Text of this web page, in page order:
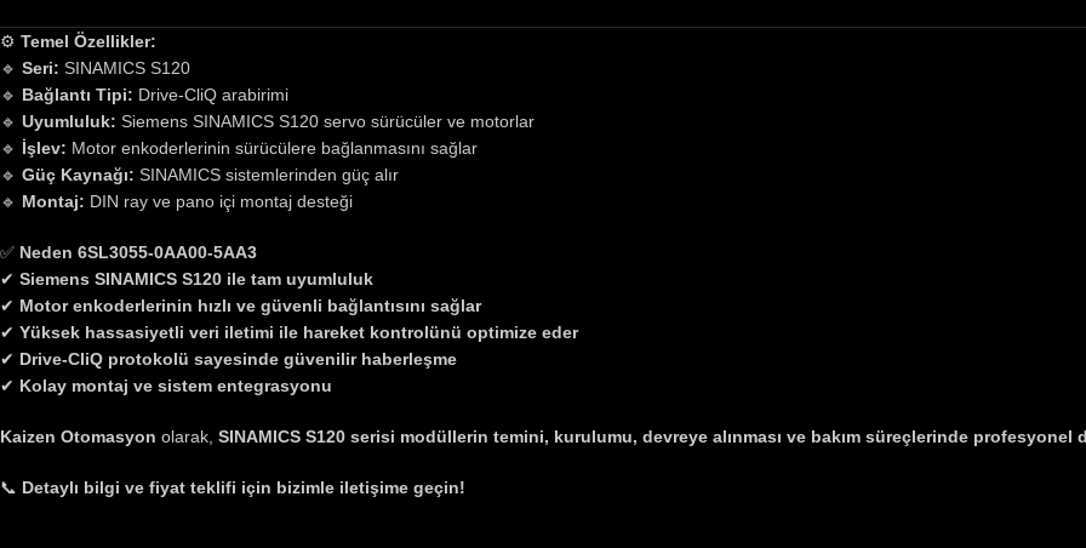
⚙ Temel Özellikler:
🔹 Seri: SINAMICS S120
🔹 Bağlantı Tipi: Drive-CliQ arabirimi
🔹 Uyumluluk: Siemens SINAMICS S120 servo sürücüler ve motorlar
🔹 İşlev: Motor enkoderlerinin sürücülere bağlanmasını sağlar
🔹 Güç Kaynağı: SINAMICS sistemlerinden güç alır
🔹 Montaj: DIN ray ve pano içi montaj desteği
✅ Neden 6SL3055-0AA00-5AA3
✔ Siemens SINAMICS S120 ile tam uyumluluk
✔ Motor enkoderlerinin hızlı ve güvenli bağlantısını sağlar
✔ Yüksek hassasiyetli veri iletimi ile hareket kontrolünü optimize eder
✔ Drive-CliQ protokolü sayesinde güvenilir haberleşme
✔ Kolay montaj ve sistem entegrasyonu
Kaizen Otomasyon olarak, SINAMICS S120 serisi modüllerin temini, kurulumu, devreye alınması ve bakım süreçlerinde profesyonel
📞 Detaylı bilgi ve fiyat teklifi için bizimle iletişime geçin!